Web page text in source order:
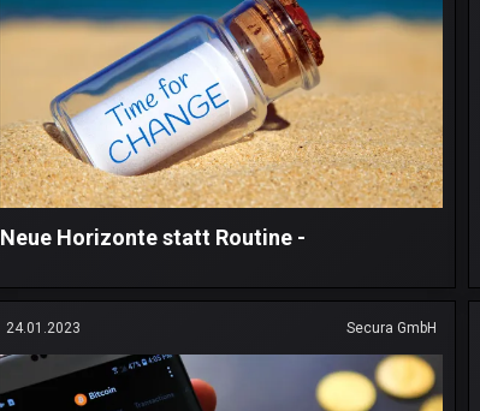
Neue Horizonte statt Routine -
24.01.2023 Secura GmbH